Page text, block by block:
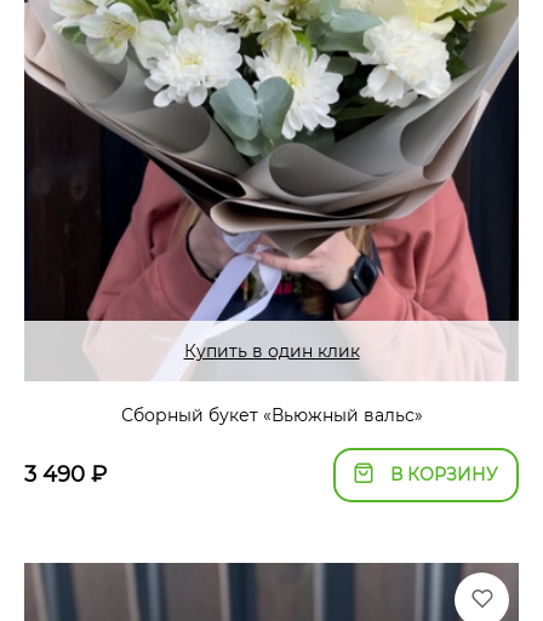
Купить в один клик
Сборный букет «Вьюжный вальс»
3 490 ₽ В КОРЗИНУ